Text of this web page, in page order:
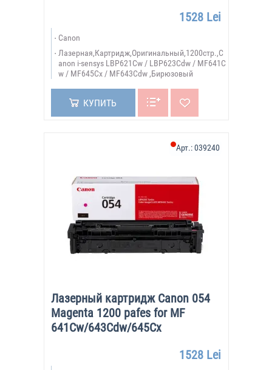
1528 Lei
Canon
Лазерная,Картридж,Оригинальный,1200стр.,C
anon i-sensys LBP621Cw / LBP623Cdw / MF641C
w / MF645Cx / MF643Cdw ,Бирюзовый
КУПИТЬ
Лазерный картридж Canon 054
Magenta 1200 pafes for MF
641Cw/643Cdw/645Cx
Арт.:039240
1528 Lei